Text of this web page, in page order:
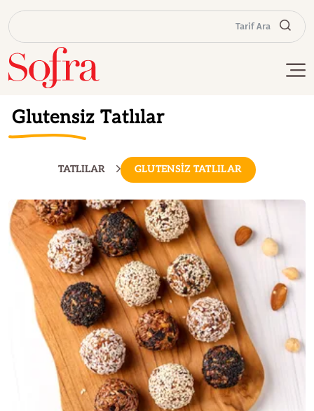
Tarif Ara
Glutensiz Tatlılar
TATLILAR GLUTENSİZ TATLILAR